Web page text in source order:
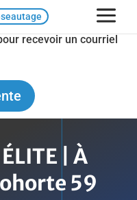
recevoir un courriel
| À
59